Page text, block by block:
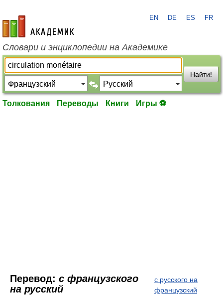
academic.ru
EN DE ES FR
Словари и энциклопедии на Академике
Найти!
Толкования Переводы Книги Игры ⚽
Перевод: с французского
на русский
с русского на
французский